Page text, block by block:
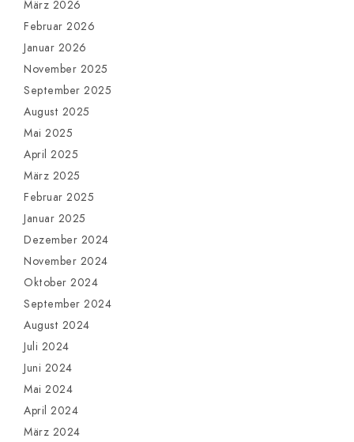
März 2026
Februar 2026
Januar 2026
November 2025
September 2025
August 2025
Mai 2025
April 2025
März 2025
Februar 2025
Januar 2025
Dezember 2024
November 2024
Oktober 2024
September 2024
August 2024
Juli 2024
Juni 2024
Mai 2024
April 2024
März 2024